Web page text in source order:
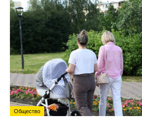
Общество